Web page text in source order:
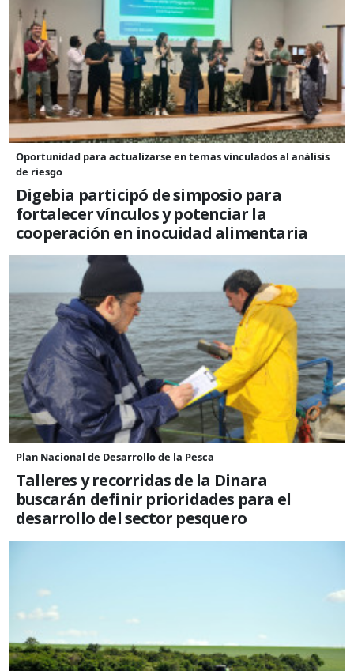
Oportunidad para actualizarse en temas vinculados al análisis
de riesgo
Digebia participó de simposio para
fortalecer vínculos y potenciar la
cooperación en inocuidad alimentaria
Plan Nacional de Desarrollo de la Pesca
Talleres y recorridas de la Dinara
buscarán definir prioridades para el
desarrollo del sector pesquero